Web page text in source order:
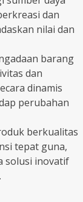
dan
nilai dan
barang
dan
dinamis
perubahan
berkualitas
tepat guna,
solusi inovatif